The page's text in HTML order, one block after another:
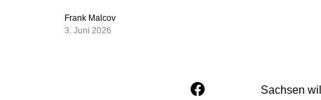
Frank Malcov
3. Juni 2026
Sachsen